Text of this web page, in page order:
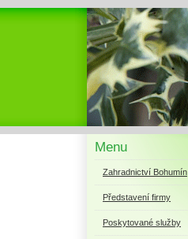
Menu
Zahradnictví Bohumín
Představení firmy
Poskytované služby